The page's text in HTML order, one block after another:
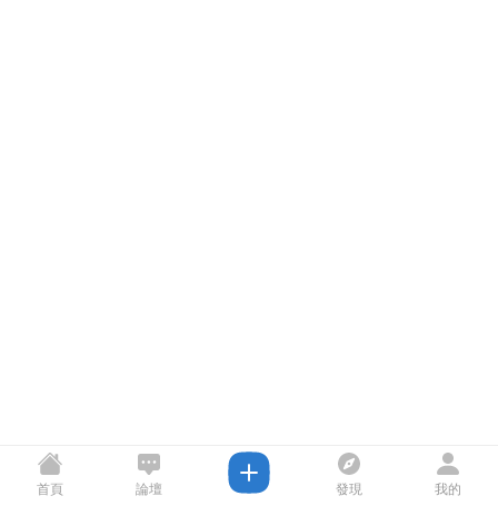
首頁 論壇 發現 我的